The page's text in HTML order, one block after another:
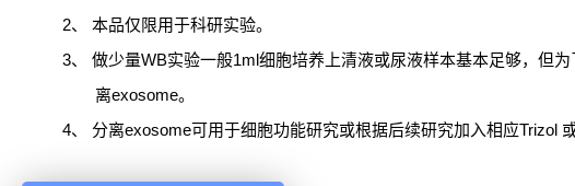
2、 本品仅限用于科研实验。
3、 做少量WB实验一般1ml细胞培养上清液或尿液样本基本足够，但为
离exosome。
4、 分离exosome可用于细胞功能研究或根据后续研究加入相应Trizol